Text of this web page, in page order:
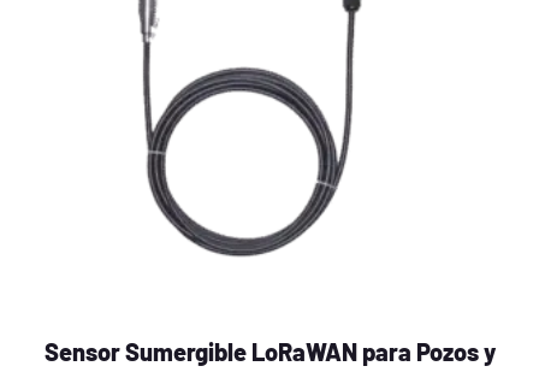
Sensor Sumergible LoRaWAN para Pozos y